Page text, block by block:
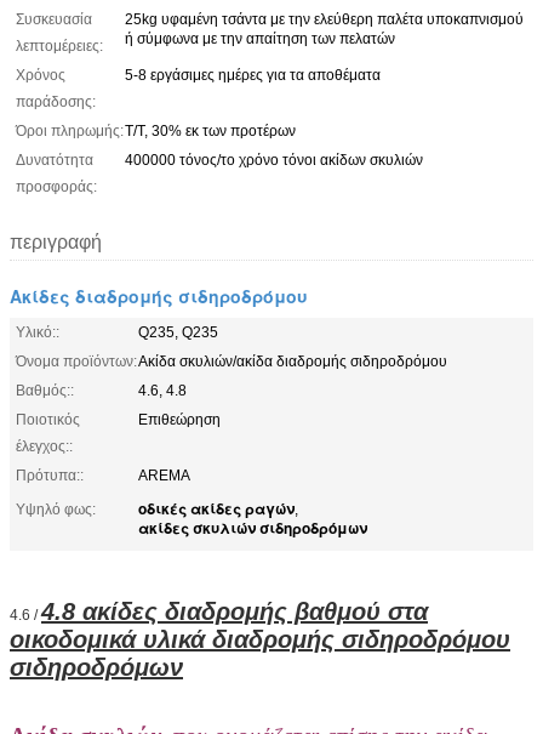
Συσκευασία
λεπτομέρειες:
25kg υφαμένη τσάντα με την ελεύθερη παλέτα υποκαπνισμού
ή σύμφωνα με την απαίτηση των πελατών
Χρόνος
παράδοσης:
5-8 εργάσιμες ημέρες για τα αποθέματα
Όροι πληρωμής:T/T, 30% εκ των προτέρων
Δυνατότητα
προσφοράς:
400000 τόνος/το χρόνο τόνοι ακίδων σκυλιών
περιγραφή
Ακίδες διαδρομής σιδηροδρόμου
Υλικό::
Q235, Q235
Όνομα προϊόντων:Ακίδα σκυλιών/ακίδα διαδρομής σιδηροδρόμου
Βαθμός::
4.6, 4.8
Ποιοτικός
έλεγχος::
Επιθεώρηση
Πρότυπα::
AREMA
Υψηλό φως:
οδικές ακίδες ραγών,
ακίδες σκυλιών σιδηροδρόμων
4.6 /4.8 ακίδες διαδρομής βαθμού στα
οικοδομικά υλικά διαδρομής σιδηροδρόμου
σιδηροδρόμων